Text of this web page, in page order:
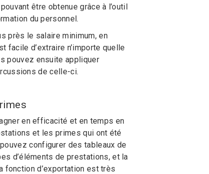
être obtenue grâce à l’outil
du personnel.
près le salaire minimum, en
facile d’extraire n’importe quelle
pouvez ensuite appliquer
de celle-ci.
en efficacité et en temps en
et les primes qui ont été
configurer des tableaux de
d’éléments de prestations, et la
fonction d’exportation est très